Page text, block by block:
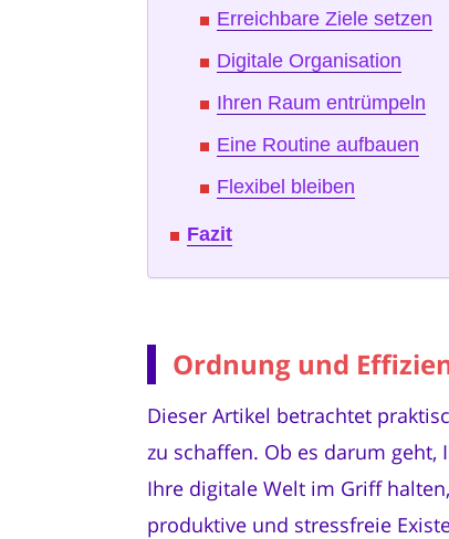
Erreichbare Ziele setzen
Digitale Organisation
Ihren Raum entrümpeln
Eine Routine aufbauen
Flexibel bleiben
Fazit
Ordnung und
Dieser Artikel betrachtet
zu schaffen. Ob es darum
Ihre digitale Welt im Griff
produktive und stressfreie